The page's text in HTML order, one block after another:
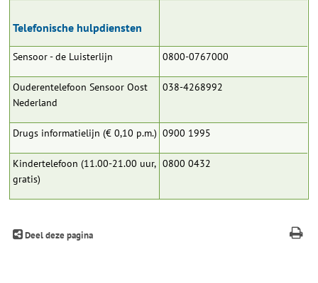
Telefonische hulpdiensten
Sensoor - de Luisterlijn 0800-0767000
Ouderentelefoon Sensoor Oost
Nederland
038-4268992
Drugs informatielijn (€0,10 p.m.) 0900 1995
Kindertelefoon (11.00-21.00 uur,
gratis)
0800 0432
Deel deze pagina